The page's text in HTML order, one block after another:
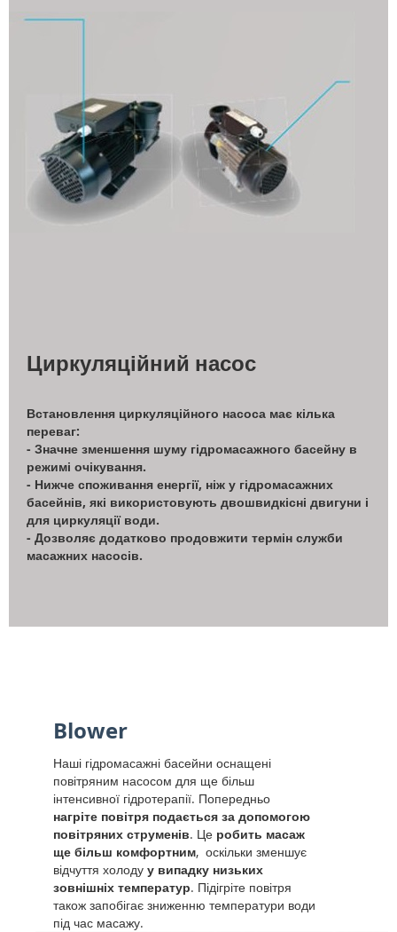
Циркуляційний насос
Встановлення циркуляційного насоса має кілька
переваг:
- Значне зменшення шуму гідромасажного басейну в
режимі очікування.
- Нижче споживання енергії, ніж у гідромасажних
басейнів, які використовують двошвидкісні двигуни і
для циркуляції води.
- Дозволяє додатково продовжити термін служби
масажних насосів.
Blower
Наші гідромасажні басейни оснащені
повітряним насосом для ще більш
інтенсивної гідротерапії. Попередньо
нагріте повітря подається за допомогою
повітряних струменів. Це робить масаж
ще більш комфортним, оскільки зменшує
відчуття холоду у випадку низьких
зовнішніх температур. Підігріте повітря
також запобігає зниженню температури води
під час масажу.